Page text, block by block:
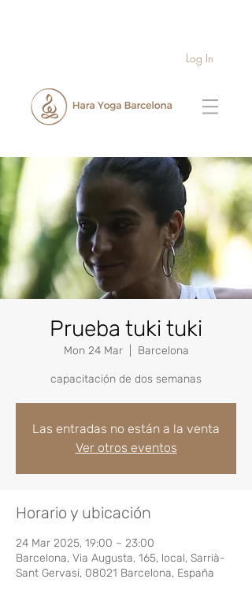
Log In
Prueba tuki tuki
Mon 24 Mar
  |
Barcelona
capacitación de dos semanas
Las entradas no están a la venta
Ver otros eventos
Horario y ubicación
24 Mar 2025, 19:00 – 23:00
Barcelona, Via Augusta, 165, local, Sarrià-
Sant Gervasi, 08021 Barcelona, España